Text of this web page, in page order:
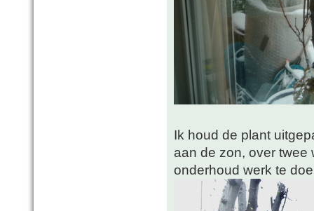
Ik houd de plant
aan de zon, over twee
onderhoud werk te